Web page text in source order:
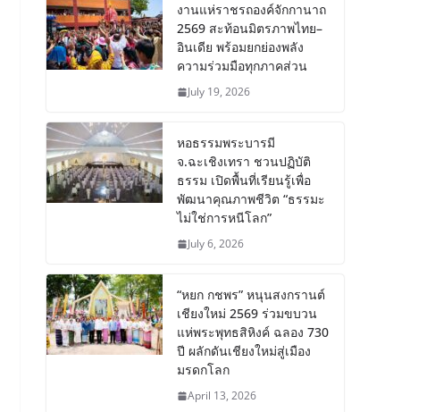
งานแห่ราชรถองค์จักกานาถ
2569 สะท้อนมิตรภาพไทย–
อินเดีย พร้อมยกย่องพลัง
ความร่วมมือทุกภาคส่วน
July 19, 2026
หอธรรมพระบารมี
จ.ฉะเชิงเทรา ชวนปฏิบัติ
ธรรม เปิดพื้นที่เรียนรู้เพื่อ
พัฒนาคุณภาพชีวิต “ธรรมะ
ไม่ใช่การหนีโลก”
July 6, 2026
“หยก กชพร” หนุนสงกรานต์
เชียงใหม่ 2569 ร่วมขบวน
แห่พระพุทธสิหิงค์ ฉลอง 730
ปี ผลักดันเชียงใหม่สู่เมือง
มรดกโลก
April 13, 2026